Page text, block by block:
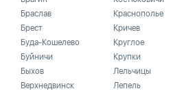
Браслав
Брест
Буда-Кошелево
Буйничи
Быхов
Верхнедвинск
Краснополье
Кричев
Круглое
Крупки
Лельчицы
Лепель